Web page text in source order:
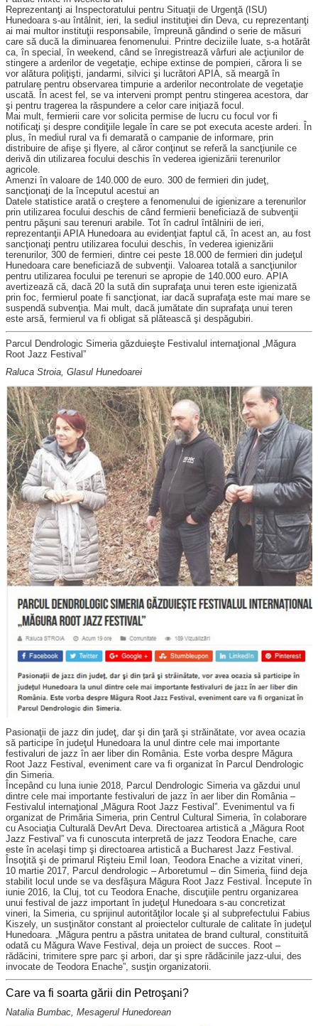
Reprezentanţi ai Inspectoratului pentru Situaţii de Urgenţă (ISU)
Hunedoara s-au întâlnit, ieri, la sediul instituţiei din Deva, cu reprezentanţi
ai mai multor instituţii responsabile, împreună gândind o serie de măsuri
care să ducă la dimi­nuarea fenomenului. Printre deciziile luate, s-a hotărât
ca, în special, în weekend, când se înregistrează vârfuri ale acţiunilor de
stingere a arderilor de vegetaţie, echipe extinse de pompieri, cărora li se
vor alătura poliţişti, jandarmi, silvici şi lucrători APIA, să meargă în
patrulare pentru observarea timpurie a arderilor necontrolate de vegetaţie
uscată. În acest fel, se va interveni prompt pentru stingerea acestora, dar
şi pentru tragerea la răspundere a celor care iniţiază focul.
Mai mult, fermierii care vor solicita permise de lucru cu focul vor fi
notificaţi şi despre condiţiile legale în care se pot executa aceste arderi. În
plus, în mediul rural va fi demarată o campanie de informare, prin
distribuire de afişe şi flyere, al căror conţinut se referă la sancţiunile ce
derivă din utilizarea focului deschis în vederea igienizării terenurilor
agricole.
Amenzi în valoare de 140.000 de euro. 300 de fermieri din judeţ,
sancţionaţi de la începutul acestui an
Datele statistice arată o creştere a fenomenului de igienizare a terenurilor
prin utilizarea focului deschis de când fermierii beneficiază de subvenţii
pentru păşuni sau terenuri arabile. Tot în cadrul întâlnirii de ieri,
reprezentanţii APIA Hunedoara au evidenţiat faptul că, în acest an, au fost
sancţionaţi pentru utilizarea focului deschis, în vederea igienizării
terenurilor, 300 de fermieri, dintre cei peste 18.000 de fermieri din judeţul
Hunedoara care beneficiază de subvenţii. Valoarea totală a sancţiunilor
pentru utilizarea focului pe terenuri se apropie de 140.000 euro. APIA
avertizează că, dacă 20 la sută din suprafaţa unui teren este igienizată
prin foc, fermierul poate fi sancţionat, iar dacă suprafaţa este mai mare se
suspendă subvenţia. Mai mult, dacă jumătate din suprafaţa unui teren
este arsă, fermierul va fi obligat să plătească şi despăgubiri.
Parcul Dendrologic Simeria găzduieşte Festivalul internaţional „Măgura
Root Jazz Festival”
Raluca Stroia, Glasul Hunedoarei
Pasionaţii de jazz din judeţ, dar şi din ţară şi străinătate, vor avea ocazia
să participe în judeţul Hunedoara la unul dintre cele mai importante
festivaluri de jazz în aer liber din România. Este vorba despre Măgura
Root Jazz Festival, eveniment care va fi organizat în Parcul Dendrologic
din Simeria.
Începând cu luna iunie 2018, Parcul Dendrologic Simeria va găzdui unul
dintre cele mai importante festivaluri de jazz în aer liber din România –
Festivalul internaţional „Măgura Root Jazz Festival”. Evenimentul va fi
organizat de Primăria Simeria, prin Centrul Cultural Simeria, în colaborare
cu Asociaţia Culturală DevArt Deva. Directoarea artistică a „Măgura Root
Jazz Festival” va fi cunoscuta interpretă de jazz Teodora Enache, care
este în acelaşi timp şi directoarea artistică a Bucharest Jazz Festival.
Însoţită şi de primarul Rişteiu Emil Ioan, Teodora Enache a vizitat vineri,
10 martie 2017, Parcul dendrologic – Arboretumul – din Simeria, fiind deja
stabilit locul unde se va desfăşura Măgura Root Jazz Festival. Începute în
iunie 2016, la Cluj, tot cu Teodora Enache, discuţiile pentru organizarea
unui festival de jazz important în judeţul Hunedoara s-au concretizat
vineri, la Simeria, cu sprijinul autorităţilor locale şi al subprefectului Fabius
Kiszely, un susţinător constant al proiectelor culturale de calitate în judeţul
Hunedoara. „Măgura pentru a păstra unitatea de brand cultural, constituită
odată cu Măgura Wave Festival, deja un proiect de succes. Root –
rădăcini, trimitere spre parc şi arbori, dar şi spre rădăcinile jazz-ului, des
invocate de Teodora Enache”, susţin organizatorii.
Care va fi soarta gării din Petroşani?
Natalia Bumbac, Mesagerul Hunedorean